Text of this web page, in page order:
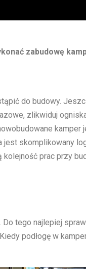
zabudowę
do budowy.
zlikwiduj
kamper
jest skomplikowany
prac przy
Do tego najlepiej
podłogę w